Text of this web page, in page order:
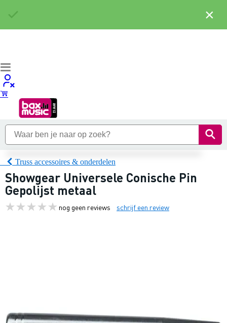
Truss accessoires & onderdelen
Showgear Universele Conische Pin
Gepolijst metaal
nog geen reviews schrijf een review
×